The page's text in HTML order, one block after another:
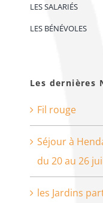
LES SALARIÉS
LES BÉNÉVOLES
Les dernières
Fil rouge
Séjour à
du 20 au 26
les Jardins